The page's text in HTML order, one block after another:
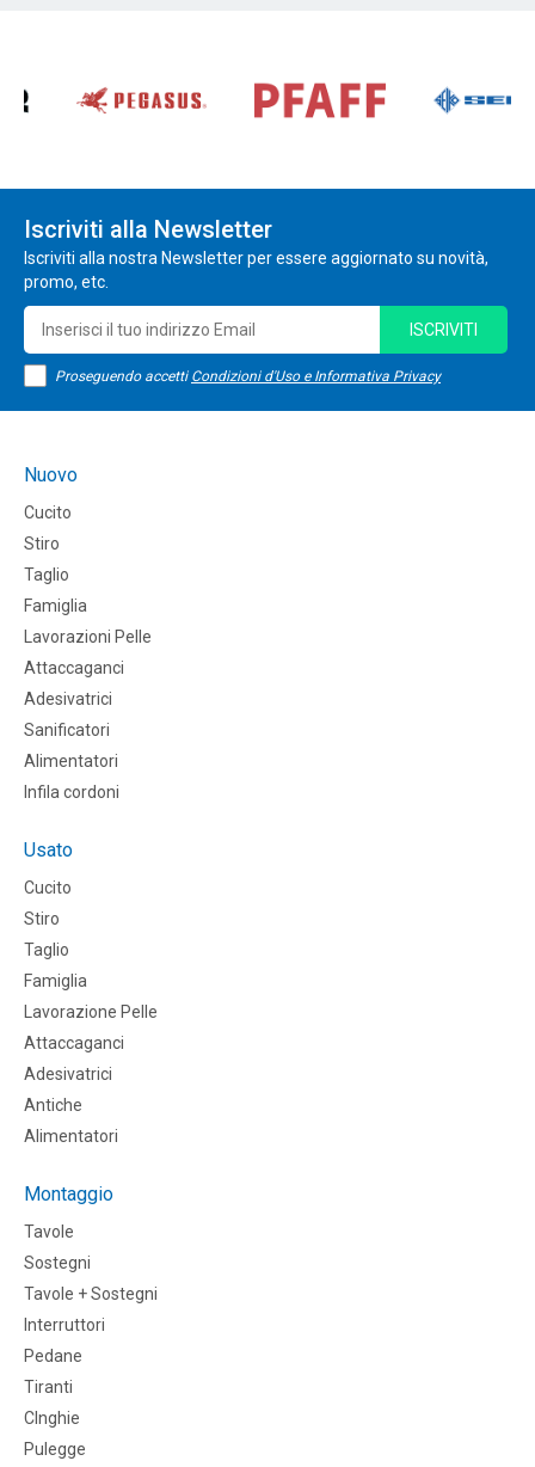
Iscriviti alla Newsletter
Iscriviti alla nostra Newsletter per essere aggiornato su novità,
promo, etc.
Proseguendo accetti Condizioni d'Uso e Informativa Privacy
ISCRIVITI
Nuovo
Cucito
Stiro
Taglio
Famiglia
Lavorazioni Pelle
Attaccaganci
Adesivatrici
Sanificatori
Alimentatori
Infila cordoni
Usato
Cucito
Stiro
Taglio
Famiglia
Lavorazione Pelle
Attaccaganci
Adesivatrici
Antiche
Alimentatori
Montaggio
Tavole
Sostegni
Tavole + Sostegni
Interruttori
Pedane
Tiranti
CInghie
Pulegge